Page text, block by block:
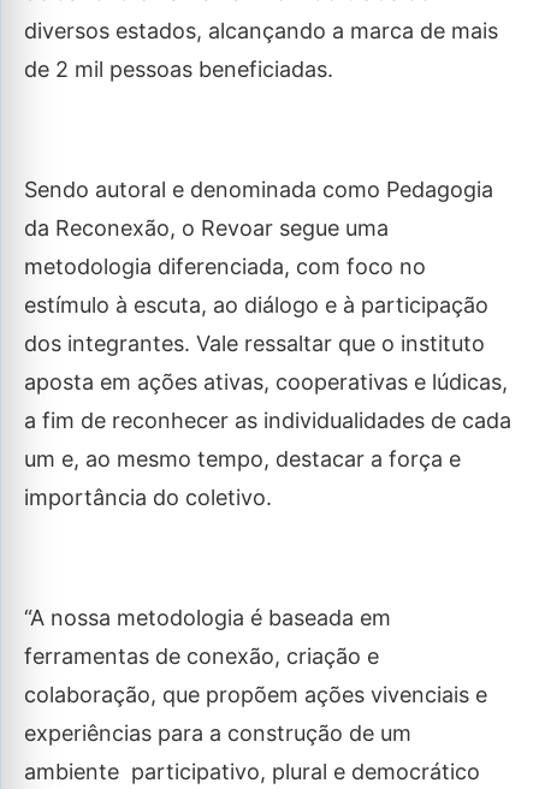
diversos estados, alcançando a marca de mais
de 2 mil pessoas beneficiadas.
Sendo autoral e denominada como Pedagogia
da Reconexão, o Revoar segue uma
metodologia diferenciada, com foco no
estímulo à escuta, ao diálogo e à participação
dos integrantes. Vale ressaltar que o instituto
aposta em ações ativas, cooperativas e lúdicas,
a fim de reconhecer as individualidades de cada
um e, ao mesmo tempo, destacar a força e
importância do coletivo.
“A nossa metodologia é baseada em
ferramentas de conexão, criação e
colaboração, que propõem ações vivenciais e
experiências para a construção de um
ambiente participativo, plural e democrático